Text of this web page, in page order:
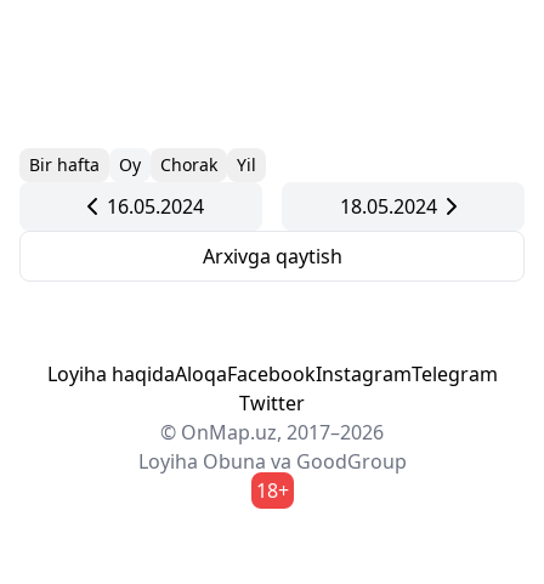
Bir hafta Oy Chorak Yil
16.05.2024
18.05.2024
Arxivga qaytish
Loyiha haqidaAloqaFacebookInstagramTelegram
Twitter
© OnMap.uz, 2017–2026
Loyiha Obuna va GoodGroup
18+